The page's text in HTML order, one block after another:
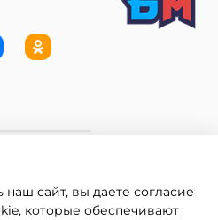
сайт, вы даете согласие
которые обеспечивают